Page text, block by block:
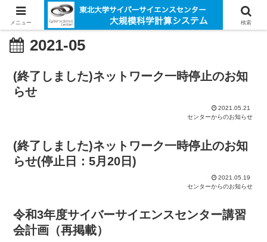
2021-05
(終了しました)ネットワーク一時停止のお知
らせ
2021.05.21
センターからのお知らせ
(終了しました)ネットワーク一時停止のお知
らせ(停止日：5月20日)
2021.05.19
センターからのお知らせ
令和3年度サイバーサイエンスセンター講習
会計画（再掲載）
メニュー 検索